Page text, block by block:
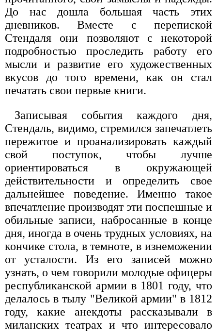
До нас дошла большая часть этих
дневников. Вместе с перепиской
Стендаля они позволяют с некоторой
подробностью проследить работу его
мысли и развитие его художественных
вкусов до того времени, как он стал
печатать свои первые книги.
Записывая события каждого дня,
Стендаль, видимо, стремился запечатлеть
пережитое и проанализировать каждый
свой поступок, чтобы лучше
ориентироваться в окружающей
действительности и определить свое
дальнейшее поведение. Именно такое
впечатление производят эти поспешные и
обильные записи, набросанные в конце
дня, иногда в очень трудных условиях, на
кончике стола, в темноте, в изнеможении
от усталости. Из его записей можно
узнать, о чем говорили молодые офицеры
республиканской армии в 1801 году, что
делалось в тылу "Великой армии" в 1812
году, какие анекдоты рассказывали в
миланских театрах и что интересовало